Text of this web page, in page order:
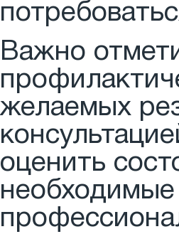
Важно
желаемых
оценить